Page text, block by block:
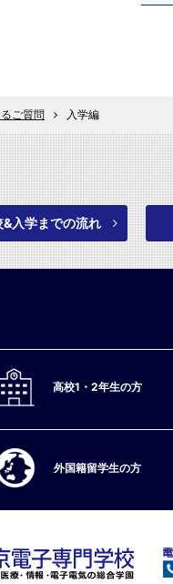
ご質問 入学編
&入学までの流れ
高校1・2年生の方
外国籍留学生の方